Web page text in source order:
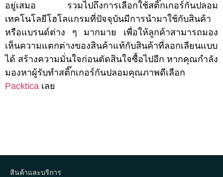
อยู่เสมอ รวมไปถึงการเลือกใช้สติ๊กเกอร์กันปลอม
เทคโนโลยีโฮโลแกรมที่ปัจจุบันมีการนำมาใช้กับสินค้า
หรือแบรนด์ต่าง ๆ มากมาย เพื่อให้ลูกค้าสามารถมอง
เห็นความแตกต่างของสินค้าแท้กับสินค้าที่ลอกเลียนแบบ
ได้ สร้างความมั่นใจก่อนตัดสินใจซื้อไปอีก หากคุณกำลัง
มองหาผู้รับทำสติ๊กเกอร์กันปลอมคุณภาพดีเลือก
Packtica เลย
สินค้าและบริการ